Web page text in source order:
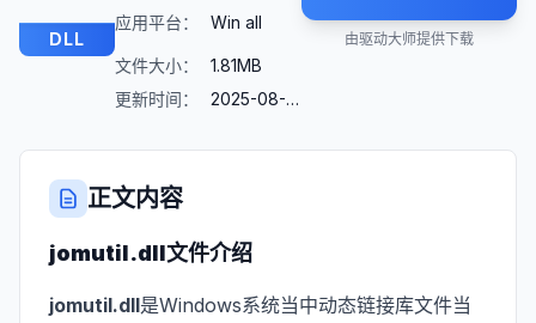
DLL
应用平台：
Win all
文件大小：
1.81MB
更新时间：
2025-08-23
由驱动大师提供下载
正文内容
jomutil.dll文件介绍
jomutil.dll是Windows系统当中动态链接库文件当